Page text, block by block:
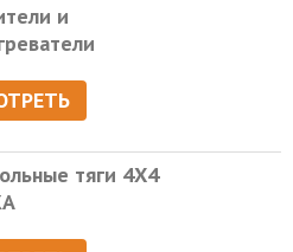
и
тяги 4Х4